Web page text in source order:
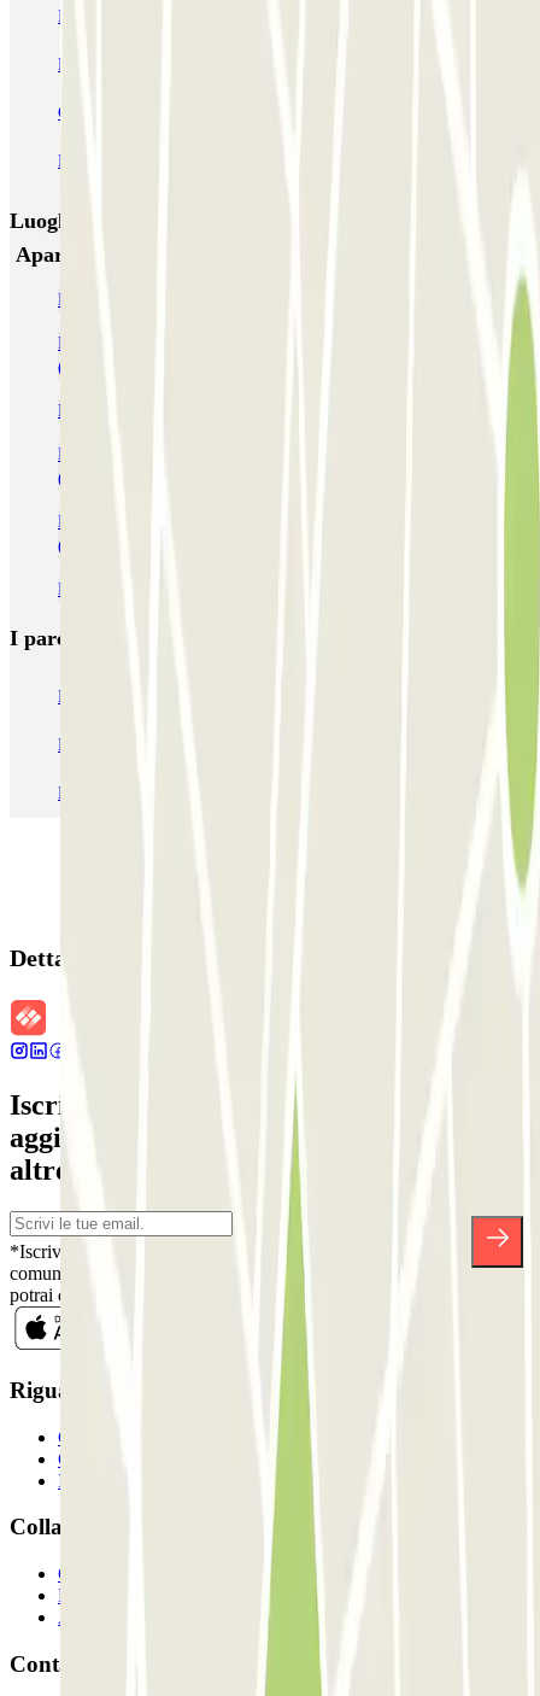
IC Alenza-Ponzano
HOMELY Azcona
Coslada (Avenida de América)
EMT Marqués de Salamanca
Luoghi ed eventi che potrebbero interessarti vicino a
Aparca y Vuela - Furgonetas y Caravanas - P&R
Parcheggi all'Aeroporto di Madrid Barajas - Adolfo Suárez (MAD)
Parcheggi vicino al Terminal 1 dell'Aeroporto di Madrid - Barajas
(MAD)
Parcheggi vicino al metro di Velazquez
Parcheggi vicino al Terminal 2 dell'Aeroporto di Madrid - Barajas
(MAD)
Parcheggi vicino al Terminal 3 dell'Aeroporto di Madrid - Barajas
(MAD)
Parcheggio alla Stazione di Madrid Atocha
I parcheggi
Parcheggio Venezia
Parcheggio Roma
Parcheggio Malpensa Terminal 1
Dettagli della prenotazione
Iscriviti alla nostra Newsletter e rimani
aggiornato su sconti, concorsi e tante
altre sorprese.
*Iscrivendoti, accetti la nostra Informativa sulla Privacy per ricevere
comunicazioni commerciali da Parclick. Senza alcun impegno,
potrai disiscriverti quando vuoi direttamente dalla stessa newsletter.
Riguardo a Parclcik
Chi siamo
Come funziona?
I Nostri Parcheggi
Collaboriamo?
Collaboratori
Proprietari di parcheggio
Affiliati
Contatto